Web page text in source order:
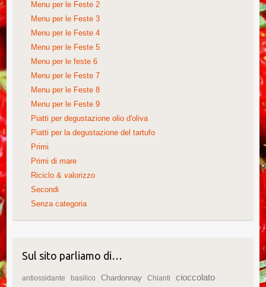
Menu per le Feste 2
Menu per le Feste 3
Menu per le Feste 4
Menu per le Feste 5
Menu per le feste 6
Menu per le Feste 7
Menu per le Feste 8
Menu per le Feste 9
Piatti per degustazione olio d'oliva
Piatti per la degustazione del tartufo
Primi
Primi di mare
Riciclo & valorizzo
Secondi
Senza categoria
Sul sito parliamo di…
antiossidante basilico Chardonnay Chianti cioccolato